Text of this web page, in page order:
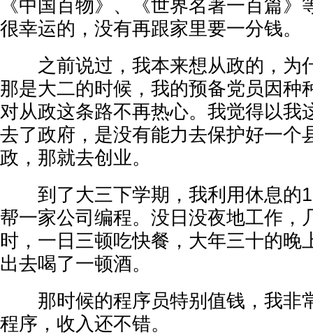
《中国百物》、《世界名著一百篇
很幸运的，没有再跟家里要一分钱。
之前说过，我本来想从政的，为
那是大二的时候，我的预备党员因种
对从政这条路不再热心。我觉得以我
去了政府，是没有能力去保护好一个
政，那就去创业。
到了大三下学期，我利用休息的
帮一家公司编程。没日没夜地工作，
时，一日三顿吃快餐，大年三十的晚
出去喝了一顿酒。
那时候的程序员特别值钱，我非
程序，收入还不错。